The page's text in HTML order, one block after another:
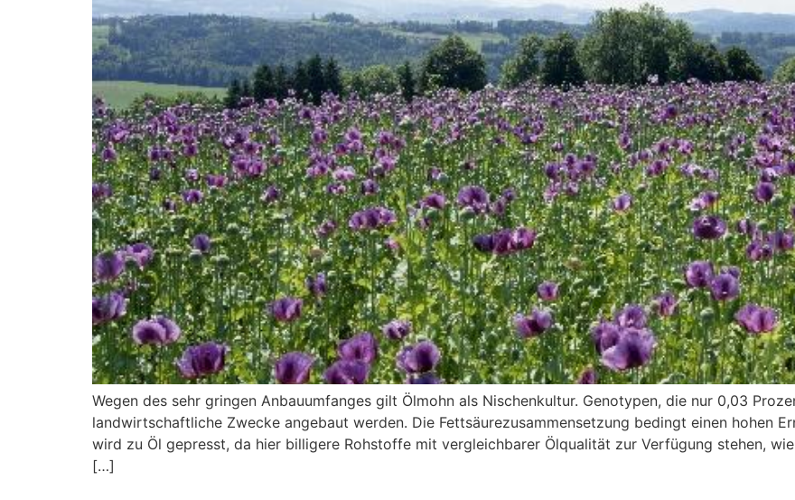
Wegen des sehr gringen Anbauumfanges gilt Ölmohn als Nischenkultur. Genotypen, die nur 0,03
landwirtschaftliche Zwecke angebaut werden. Die Fettsäurezusammensetzung bedingt einen hohen
wird zu Öl gepresst, da hier billigere Rohstoffe mit vergleichbarer Ölqualität zur Verfügung stehen,
[…]